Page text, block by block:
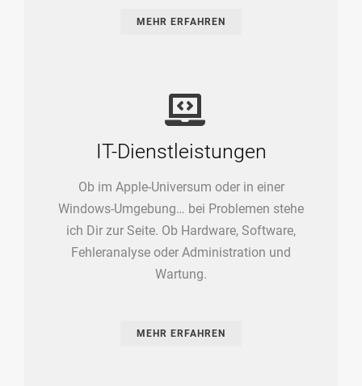
MEHR ERFAHREN
IT-Dienstleistungen
Ob im Apple-Universum oder in einer
Windows-Umgebung… bei Problemen stehe
ich Dir zur Seite. Ob Hardware, Software,
Fehleranalyse oder Administration und
Wartung.
MEHR ERFAHREN